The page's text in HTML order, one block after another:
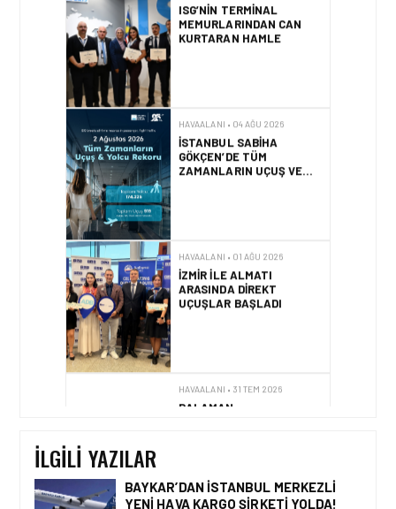
ISG’NIN TERMINAL
MEMURLARINDAN CAN
KURTARAN HAMLE
HAVAALANI • 04 AĞU 2026
İSTANBUL SABIHA
GÖKÇEN’DE TÜM
ZAMANLARIN UÇUŞ VE
HAVAALANI • 01 AĞU 2026
İZMIR ILE ALMATI
ARASINDA DIREKT
UÇUŞLAR BAŞLADI
HAVAALANI • 31 TEM 2026
DALAMAN
İLGILI YAZILAR
BAYKAR’DAN İSTANBUL MERKEZLI
YENI HAVA KARGO ŞIRKETI YOLDA!